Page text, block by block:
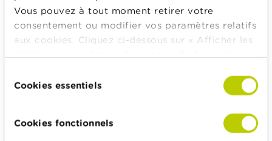
Vous pouvez à tout moment retirer votre
consentement ou modifier vos paramètres relatifs
aux cookies. Cliquez ci-dessous sur « Afficher les
consultable dans son intégralité
duCookies essentiels
Cookies fonctionnels
Plus d'info
toutes les indications quant au montant que
d’incapacité et d’invalidité pour les